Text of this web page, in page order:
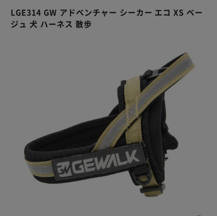
LGE314 GW アドベンチャー シーカー エコ XS ベー
ジュ 犬 ハーネス 散歩
カートに入れる